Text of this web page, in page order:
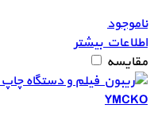
ناموجود
اطلاعات بیشتر
مقایسه